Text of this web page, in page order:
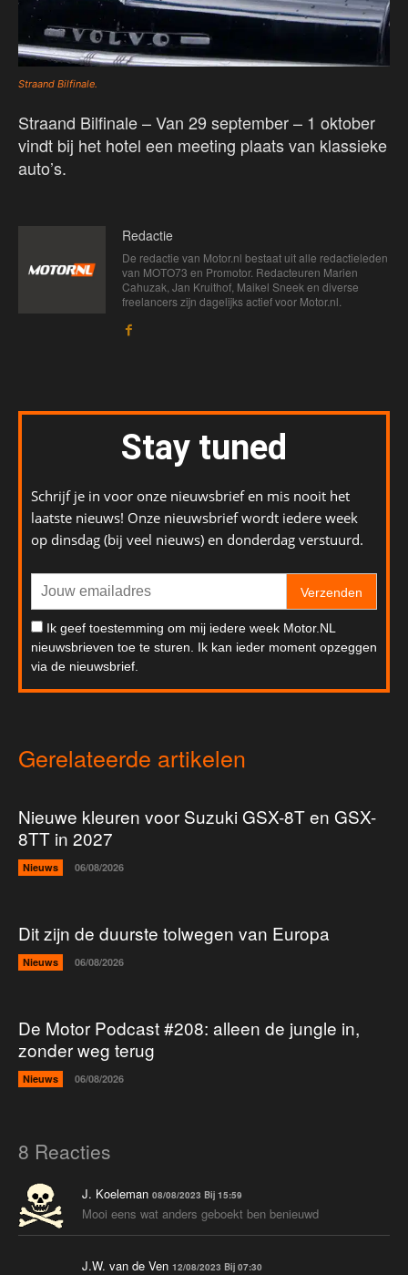
Straand Bilfinale.
Straand Bilfinale – Van 29 september – 1 oktober
vindt bij het hotel een meeting plaats van klassieke
auto’s.
Redactie
De redactie van Motor.nl bestaat uit alle redactieleden
van MOTO73 en Promotor. Redacteuren Marien
Cahuzak, Jan Kruithof, Maikel Sneek en diverse
freelancers zijn dagelijks actief voor Motor.nl.
Stay tuned
Schrijf je in voor onze nieuwsbrief en mis nooit het
laatste nieuws! Onze nieuwsbrief wordt iedere week
op dinsdag (bij veel nieuws) en donderdag verstuurd.
Verzenden
Ik geef toestemming om mij iedere week Motor.NL
nieuwsbrieven toe te sturen. Ik kan ieder moment opzeggen
via de nieuwsbrief.
Gerelateerde artikelen
Nieuwe kleuren voor Suzuki GSX-8T en GSX-
8TT in 2027
Nieuws 06/08/2026
Dit zijn de duurste tolwegen van Europa
Nieuws 06/08/2026
De Motor Podcast #208: alleen de jungle in,
zonder weg terug
Nieuws 06/08/2026
8 Reacties
J. Koeleman 08/08/2023 Bij 15:59
Mooi eens wat anders geboekt ben benieuwd
J.W. van de Ven 12/08/2023 Bij 07:30